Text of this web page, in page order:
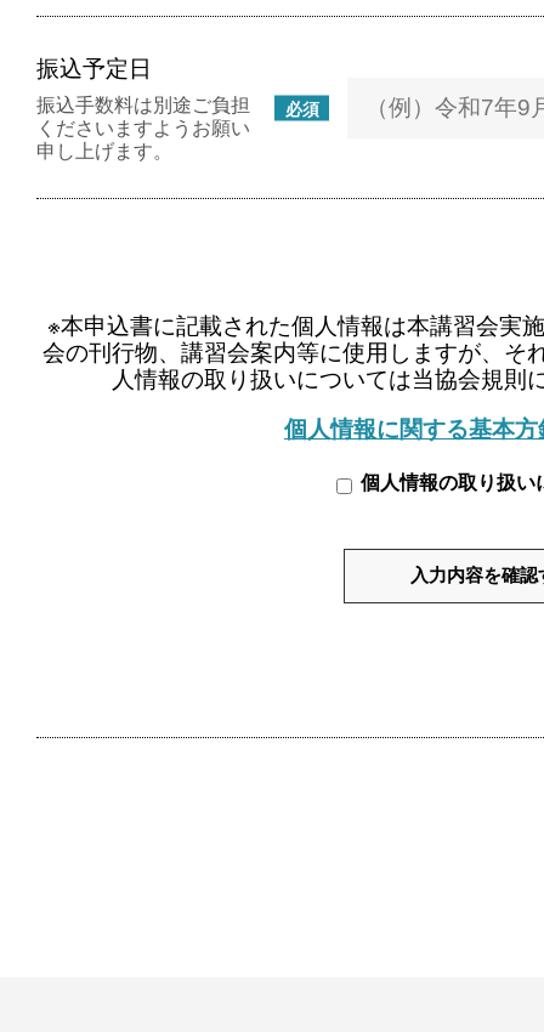
振込予定日
必須
振込手数料は別途ご負担
くださいますようお願い
申し上げます。
※本申込書に記載された個人情報は本講習会実
会の刊行物、講習会案内等に使用しますが、そ
人情報の取り扱いについては当協会規則
個人情報に関する基本
個人情報の取り扱い